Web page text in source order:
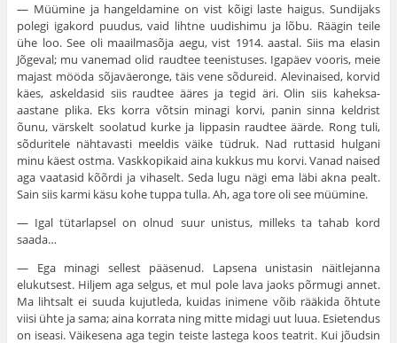
— Müümine ja hangeldamine on vist kõigi laste haigus. Sundijaks
polegi igakord puudus, vaid lihtne uudishimu ja lõbu. Räägin teile
ühe loo. See oli maailmasõja aegu, vist 1914. aastal. Siis ma elasin
Jõgeval; mu vanemad olid raudtee teenistuses. Igapäev vooris, meie
majast mööda sõjaväeronge, täis vene sõdureid. Alevinaised, korvid
käes, askeldasid siis raudtee ääres ja tegid äri. Olin siis kaheksa-
aastane plika. Eks korra võtsin minagi korvi, panin sinna keldrist
õunu, värskelt soolatud kurke ja lippasin raudtee äärde. Rong tuli,
sõduritele nähtavasti meeldis väike tüdruk. Nad ruttasid hulgani
minu käest ostma. Vaskkopikaid aina kukkus mu korvi. Vanad naised
aga vaatasid kõõrdi ja vihaselt. Seda lugu nägi ema läbi akna pealt.
Sain siis karmi käsu kohe tuppa tulla. Ah, aga tore oli see müümine.
— Igal tütarlapsel on olnud suur unistus, milleks ta tahab kord
saada…
— Ega minagi sellest pääsenud. Lapsena unistasin näitlejanna
elukutsest. Hiljem aga selgus, et mul pole lava jaoks põrmugi annet.
Ma lihtsalt ei suuda kujutleda, kuidas inimene võib rääkida õhtute
viisi ühte ja sama; aina korrata ning mitte midagi uut luua. Esietendus
on iseasi. Väikesena aga tegin teiste lastega koos teatrit. Kui jõudsin